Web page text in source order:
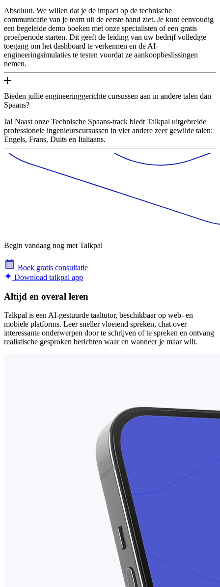
Absoluut. We willen dat je de impact op de technische
communicatie van je team uit de eerste hand ziet. Je kunt eenvoudig
een begeleide demo boeken met onze specialisten of een gratis
proefperiode starten. Dit geeft de leiding van uw bedrijf volledige
toegang om het dashboard te verkennen en de AI-
engineeringsimulaties te testen voordat ze aankoopbeslissingen
nemen.
Bieden jullie engineeringgerichte cursussen aan in andere talen dan
Spaans?
Ja! Naast onze Technische Spaans-track biedt Talkpal uitgebreide
professionele ingenieurscursussen in vier andere zeer gewilde talen:
Engels, Frans, Duits en Italiaans.
Begin vandaag nog met Talkpal
Boek gratis consultatie
Download talkpal app
Altijd en overal leren
Talkpal is een AI-gestuurde taaltutor, beschikbaar op web- en
mobiele platforms. Leer sneller vloeiend spreken, chat over
interessante onderwerpen door te schrijven of te spreken en ontvang
realistische gesproken berichten waar en wanneer je maar wilt.